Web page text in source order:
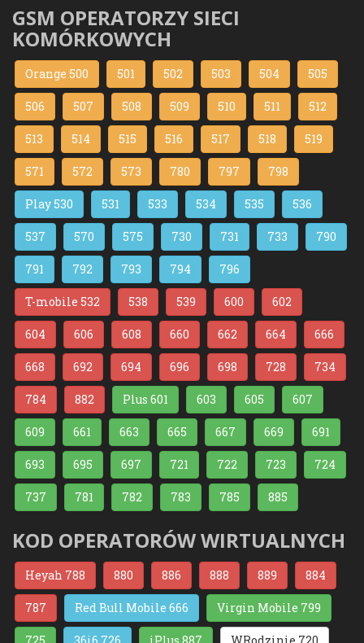
GSM OPERATORZY SIECI
KOMÓRKOWYCH
Orange 500 501 502 503 504 505
506 507 508 509 510 511 512
513 514 515 516 517 518 519
571 572 573 780 797 798
Play 530 531 533 534 535 536
537 570 575 730 731 733 790
791 792 793 794 796
T-mobile 532 538 539 600 602
604 606 608 660 662 664 666
668 692 694 696 698 728 734
784 882 Plus 601 603 605 607
609 661 663 665 667 669 691
693 695 697 721 722 723 724
737 781 782 783 785 885
KOD OPERATORÓW WIRTUALNYCH
Heyah 788 880 886 888 889 884
787 Red Bull Mobile 666 Virgin Mobile 799